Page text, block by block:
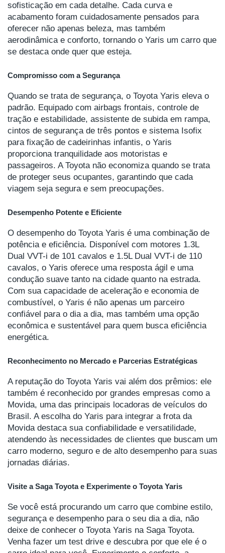
sofisticação em cada detalhe. Cada curva e
acabamento foram cuidadosamente pensados para
oferecer não apenas beleza, mas também
aerodinâmica e conforto, tornando o Yaris um carro que
se destaca onde quer que esteja.
Compromisso com a Segurança
Quando se trata de segurança, o Toyota Yaris eleva o
padrão. Equipado com airbags frontais, controle de
tração e estabilidade, assistente de subida em rampa,
cintos de segurança de três pontos e sistema Isofix
para fixação de cadeirinhas infantis, o Yaris
proporciona tranquilidade aos motoristas e
passageiros. A Toyota não economiza quando se trata
de proteger seus ocupantes, garantindo que cada
viagem seja segura e sem preocupações.
Desempenho Potente e Eficiente
O desempenho do Toyota Yaris é uma combinação de
potência e eficiência. Disponível com motores 1.3L
Dual VVT-i de 101 cavalos e 1.5L Dual VVT-i de 110
cavalos, o Yaris oferece uma resposta ágil e uma
condução suave tanto na cidade quanto na estrada.
Com sua capacidade de aceleração e economia de
combustível, o Yaris é não apenas um parceiro
confiável para o dia a dia, mas também uma opção
econômica e sustentável para quem busca eficiência
energética.
Reconhecimento no Mercado e Parcerias Estratégicas
A reputação do Toyota Yaris vai além dos prêmios: ele
também é reconhecido por grandes empresas como a
Movida, uma das principais locadoras de veículos do
Brasil. A escolha do Yaris para integrar a frota da
Movida destaca sua confiabilidade e versatilidade,
atendendo às necessidades de clientes que buscam um
carro moderno, seguro e de alto desempenho para suas
jornadas diárias.
Visite a Saga Toyota e Experimente o Toyota Yaris
Se você está procurando um carro que combine estilo,
segurança e desempenho para o seu dia a dia, não
deixe de conhecer o Toyota Yaris na Saga Toyota.
Venha fazer um test drive e descubra por que ele é o